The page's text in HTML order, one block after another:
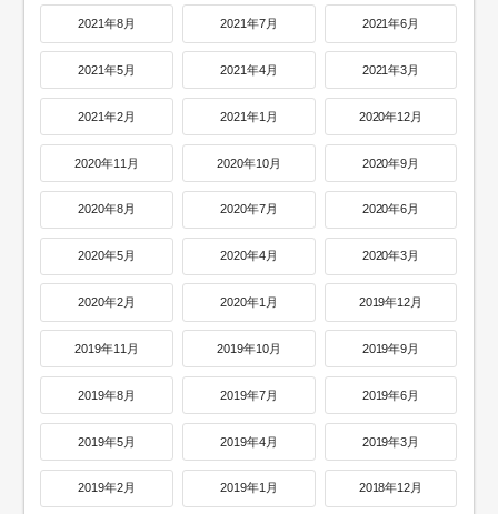
2021年8月 2021年7月 2021年6月
2021年5月 2021年4月 2021年3月
2021年2月 2021年1月 2020年12月
2020年11月 2020年10月 2020年9月
2020年8月 2020年7月 2020年6月
2020年5月 2020年4月 2020年3月
2020年2月 2020年1月 2019年12月
2019年11月 2019年10月 2019年9月
2019年8月 2019年7月 2019年6月
2019年5月 2019年4月 2019年3月
2019年2月 2019年1月 2018年12月